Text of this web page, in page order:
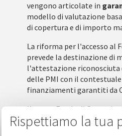
vengono articolate in
modello di valutazione
di copertura e di importo
La riforma per l'accesso al
prevede la destinazione di
l'attestazione riconosciuta
delle PMI con il
finanziamenti garantiti da
Il nuovo Fondo di
finanziarie a rischio
fino a 120.000 euro: con
Rispettiamo la tua